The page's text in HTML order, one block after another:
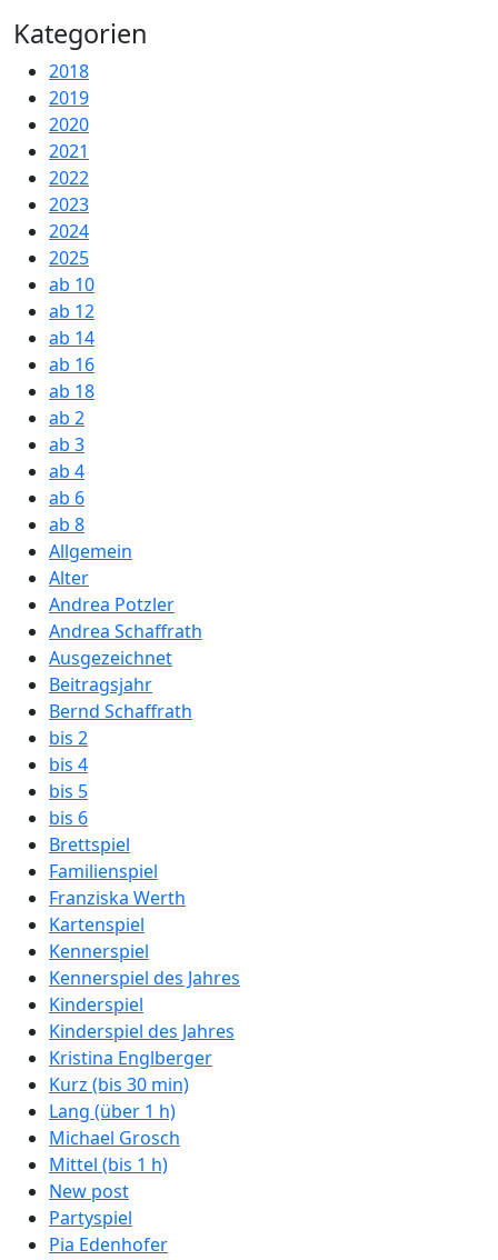
Kategorien
2018
2019
2020
2021
2022
2023
2024
2025
ab 10
ab 12
ab 14
ab 16
ab 18
ab 2
ab 3
ab 4
ab 6
ab 8
Allgemein
Alter
Andrea Potzler
Andrea Schaffrath
Ausgezeichnet
Beitragsjahr
Bernd Schaffrath
bis 2
bis 4
bis 5
bis 6
Brettspiel
Familienspiel
Franziska Werth
Kartenspiel
Kennerspiel
Kennerspiel des Jahres
Kinderspiel
Kinderspiel des Jahres
Kristina Englberger
Kurz (bis 30 min)
Lang (über 1 h)
Michael Grosch
Mittel (bis 1 h)
New post
Partyspiel
Pia Edenhofer